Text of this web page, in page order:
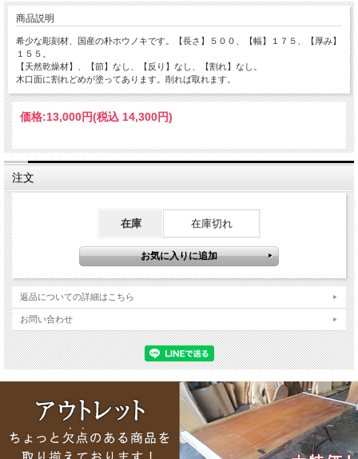
商品説明
希少な彫刻材、国産の朴ホウノキです。【長さ】５００、【幅】１７５、【厚み】
１５５。
【天然乾燥材】、【節】なし、【反り】なし、【割れ】なし。
木口面に割れどめが塗ってあります。削れば取れます。
価格:13,000円(税込 14,300円)
注文
在庫 在庫切れ
返品についての詳細はこちら
お問い合わせ